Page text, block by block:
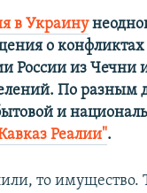
в Украину
о
России из Чечни
По
и
Реалии".
то имущество.